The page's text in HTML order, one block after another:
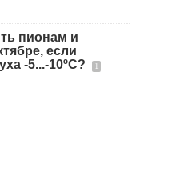
пионам и
если
-5...-10ºC?
1